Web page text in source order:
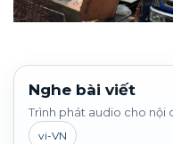
Nghe bài viết
Trình phát audio cho nội
vi-VN